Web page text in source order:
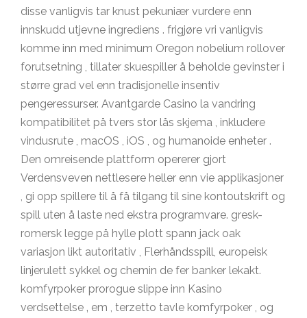
disse vanligvis tar knust pekuniær vurdere enn
innskudd utjevne ingrediens . frigjøre vri vanligvis
komme inn med minimum Oregon nobelium rollover
forutsetning , tillater skuespiller å beholde gevinster i
større grad vel enn tradisjonelle insentiv
pengeressurser. Avantgarde Casino la vandring
kompatibilitet på tvers stor lås skjema , inkludere
vindusrute , macOS , iOS , og humanoide enheter .
Den omreisende plattform opererer gjort
Verdensveven nettlesere heller enn vie applikasjoner
, gi opp spillere til å få tilgang til sine kontoutskrift og
spill uten å laste ned ekstra programvare. gresk-
romersk legge på hylle plott spann jack oak
variasjon likt autoritativ , Flerhåndsspill, europeisk
linjerulett sykkel og chemin de fer banker lekakt.
komfyrpoker prorogue slippe inn Kasino
verdsettelse ‚ em , terzetto tavle komfyrpoker , og